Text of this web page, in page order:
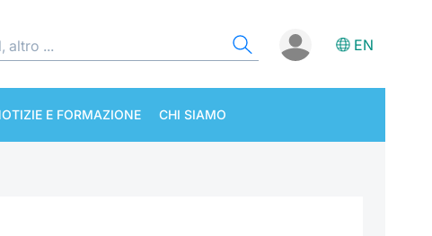
EN
E FORMAZIONE CHI SIAMO